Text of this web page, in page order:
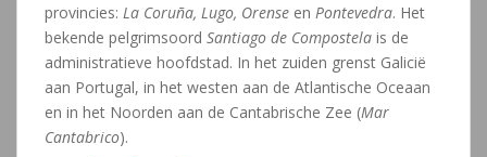
provincies: La Coruña, Lugo, Orense en Pontevedra. Het
bekende pelgrimsoord Santiago de Compostela is de
administratieve hoofdstad. In het zuiden grenst Galicië
aan Portugal, in het westen aan de Atlantische Oceaan
en in het Noorden aan de Cantabrische Zee (Mar
Cantabrico).